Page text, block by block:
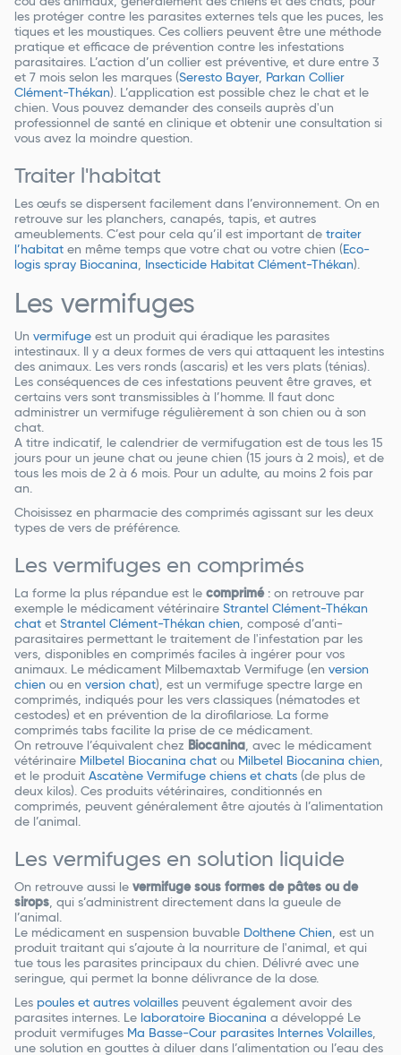
les protéger contre les parasites externes tels que les puces, les
tiques et les moustiques. Ces colliers peuvent être une méthode
pratique et efficace de prévention contre les infestations
parasitaires. L’action d’un collier est préventive, et dure entre 3
et 7 mois selon les marques (Seresto Bayer,
Parkan Collier
Clément-Thékan). L’application est possible chez le chat et le
chien. Vous pouvez demander des conseils auprès d'un
professionnel de santé en clinique et obtenir une consultation si
vous avez la moindre question.
Traiter l'habitat
Les œufs se dispersent facilement dans l’environnement. On en
retrouve sur les planchers, canapés, tapis, et autres
ameublements. C’est pour cela qu’il est important de traiter
l’habitat en même temps que votre chat ou votre chien ( Eco-
logis spray Biocanina
Insecticide Habitat Clément-Thékan).
Les vermifuges
Un vermifuge est un produit qui éradique les parasites
intestinaux. Il y a deux formes de vers qui attaquent les intestins
des animaux. Les vers ronds (ascaris) et les vers plats (ténias).
Les conséquences de ces infestations peuvent être graves, et
certains vers sont transmissibles à l’homme. Il faut donc
administrer un vermifuge régulièrement à son chien ou à son
chat.
A titre indicatif, le calendrier de vermifugation est de tous les 15
jours pour un jeune chat ou jeune chien (15 jours à 2 mois), et de
tous les mois de 2 à 6 mois. Pour un adulte, au moins 2 fois par
an.
Choisissez en pharmacie des comprimés agissant sur les deux
types de vers de préférence.
Les vermifuges en comprimés
La forme la plus répandue est le comprimé: on retrouve par
exemple le médicament vétérinaire Strantel Clément-Thékan
chat et Strantel Clément-Thékan chien , composé d’anti-
parasitaires permettant le traitement de l'infestation par les
vers, disponibles en comprimés faciles à ingérer pour vos
animaux. Le médicament Milbemaxtab Vermifuge (en version
chien ou en version chat), est un vermifuge spectre large en
comprimés, indiqués pour les vers classiques (nématodes et
cestodes) et en prévention de la dirofilariose. La forme
comprimés tabs facilite la prise de ce médicament.
On retrouve l’équivalent chez Biocanina , avec le médicament
vétérinaire Milbetel Biocanina chat ou Milbetel Biocanina chien
et le produit Ascatène Vermifuge chiens et chats (de plus de
deux kilos). Ces produits vétérinaires, conditionnés en
comprimés, peuvent généralement être ajoutés à l’alimentation
de l’animal.
Les vermifuges en solution liquide
On retrouve aussi le vermifuge sous formes de pâtes ou de
sirops , qui s’administrent directement dans la gueule de
l’animal.
Le médicament en suspension buvable Dolthene Chien , est un
produit traitant qui s’ajoute à la nourriture de l'animal, et qui
tue tous les parasites principaux du chien. Délivré avec une
seringue, qui permet la bonne délivrance de la dose.
Les poules et autres volailles peuvent également avoir des
parasites internes. Le laboratoire Biocanina a développé Le
produit vermifuges Ma Basse-Cour parasites Internes Volailles
une solution en gouttes à diluer dans l’alimentation ou l’eau des